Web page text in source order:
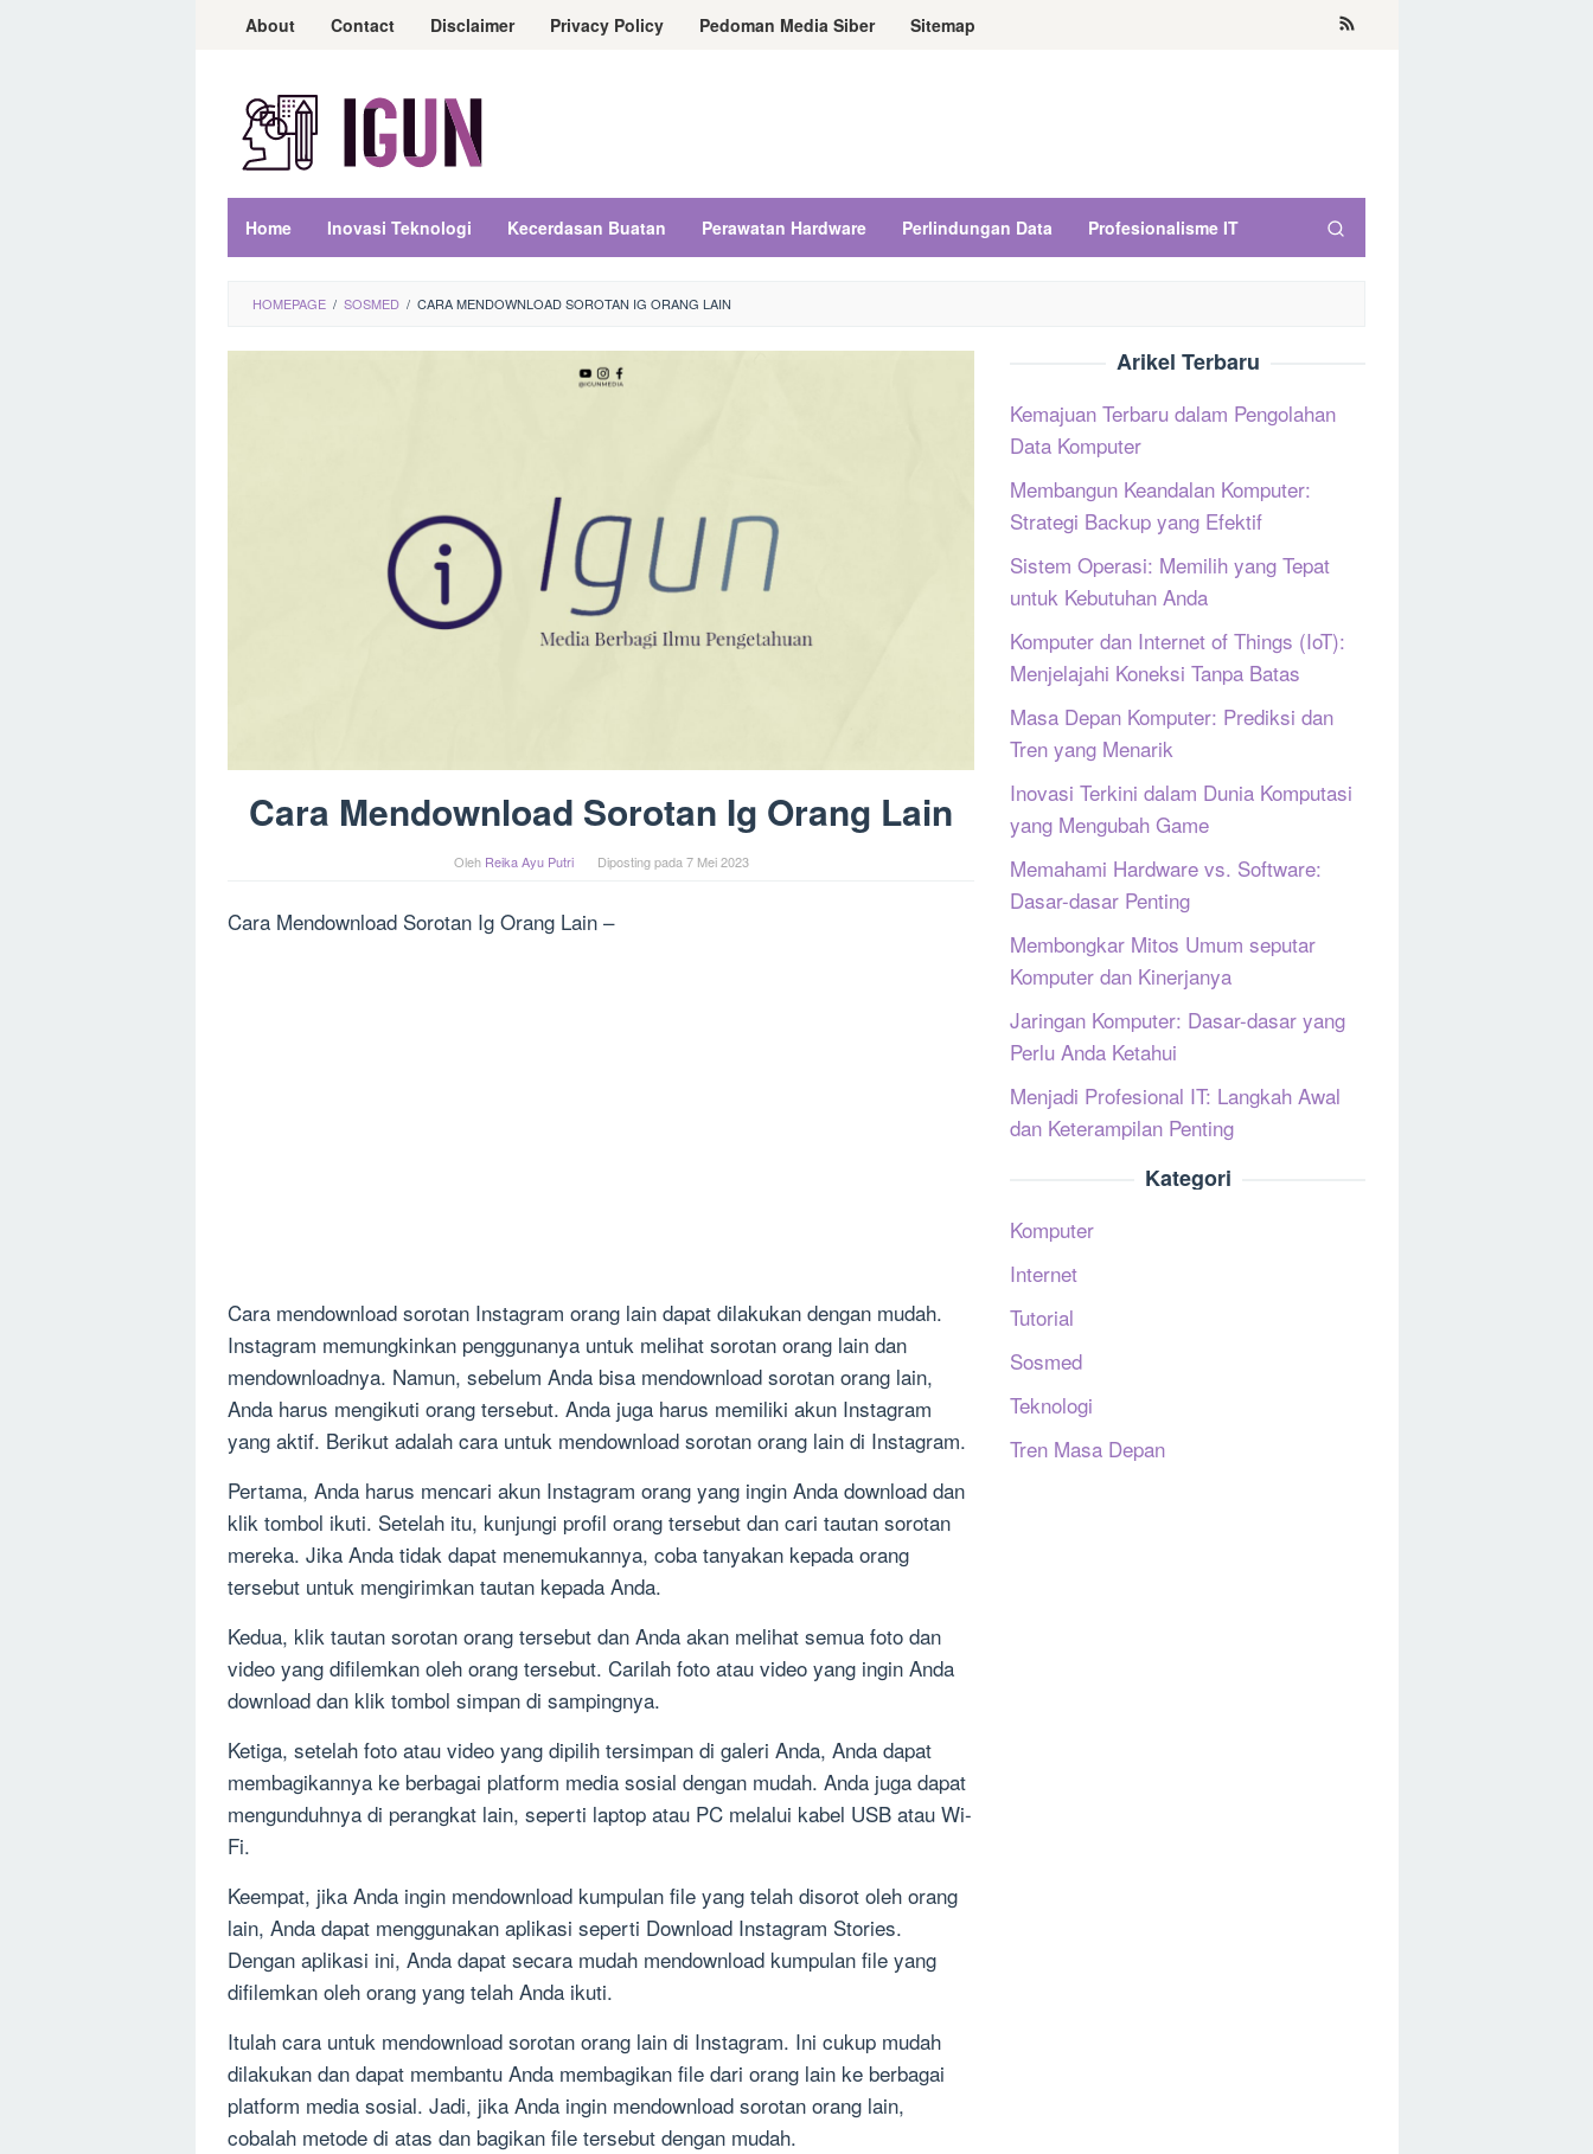
LoncatAbout Contact Disclaimer Privacy Policy Pedoman Media Siber Sitemap
Home Inovasi Teknologi Kecerdasan Buatan Perawatan Hardware Perlindungan Data Profesionalisme IT
HOMEPAGE / SOSMED / CARA MENDOWNLOAD SOROTAN IG ORANG LAIN
Cara Mendownload Sorotan Ig Orang Lain
Oleh Reika Ayu Putri Diposting pada7 Mei 2023
Cara Mendownload Sorotan Ig Orang Lain –
Cara mendownload sorotan Instagram orang lain dapat dilakukan dengan mudah.
Instagram memungkinkan penggunanya untuk melihat sorotan orang lain dan
mendownloadnya. Namun, sebelum Anda bisa mendownload sorotan orang lain,
Anda harus mengikuti orang tersebut. Anda juga harus memiliki akun Instagram
yang aktif. Berikut adalah cara untuk mendownload sorotan orang lain di Instagram.
Pertama, Anda harus mencari akun Instagram orang yang ingin Anda download dan
klik tombol ikuti. Setelah itu, kunjungi profil orang tersebut dan cari tautan sorotan
mereka. Jika Anda tidak dapat menemukannya, coba tanyakan kepada orang
tersebut untuk mengirimkan tautan kepada Anda.
Kedua, klik tautan sorotan orang tersebut dan Anda akan melihat semua foto dan
video yang difilemkan oleh orang tersebut. Carilah foto atau video yang ingin Anda
download dan klik tombol simpan di sampingnya.
Ketiga, setelah foto atau video yang dipilih tersimpan di galeri Anda, Anda dapat
membagikannya ke berbagai platform media sosial dengan mudah. Anda juga dapat
mengunduhnya di perangkat lain, seperti laptop atau PC melalui kabel USB atau Wi-
Fi.
Keempat, jika Anda ingin mendownload kumpulan file yang telah disorot oleh orang
lain, Anda dapat menggunakan aplikasi seperti Download Instagram Stories.
Dengan aplikasi ini, Anda dapat secara mudah mendownload kumpulan file yang
difilemkan oleh orang yang telah Anda ikuti.
Itulah cara untuk mendownload sorotan orang lain di Instagram. Ini cukup mudah
dilakukan dan dapat membantu Anda membagikan file dari orang lain ke berbagai
platform media sosial. Jadi, jika Anda ingin mendownload sorotan orang lain,
cobalah metode di atas dan bagikan file tersebut dengan mudah.
Arikel Terbaru
Kemajuan Terbaru dalam Pengolahan
Data Komputer
Membangun Keandalan Komputer:
Strategi Backup yang Efektif
Sistem Operasi: Memilih yang Tepat
untuk Kebutuhan Anda
Komputer dan Internet of Things (IoT):
Menjelajahi Koneksi Tanpa Batas
Masa Depan Komputer: Prediksi dan
Tren yang Menarik
Inovasi Terkini dalam Dunia Komputasi
yang Mengubah Game
Memahami Hardware vs. Software:
Dasar-dasar Penting
Membongkar Mitos Umum seputar
Komputer dan Kinerjanya
Jaringan Komputer: Dasar-dasar yang
Perlu Anda Ketahui
Menjadi Profesional IT: Langkah Awal
dan Keterampilan Penting
Kategori
Komputer
Internet
Tutorial
Sosmed
Teknologi
Tren Masa Depan